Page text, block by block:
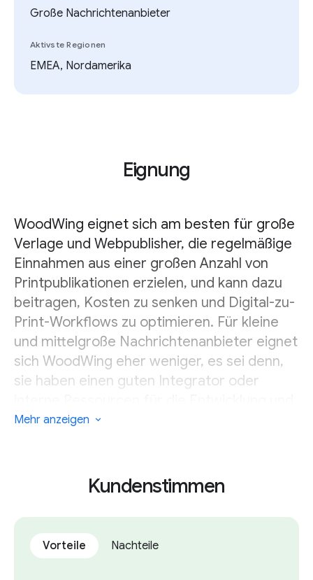
Eignung
WoodWing eignet sich am besten für große
Verlage und Webpublisher, die regelmäßige
Einnahmen aus einer großen Anzahl von
Printpublikationen erzielen, und kann dazu
beitragen, Kosten zu senken und Digital-zu-
Print-Workflows zu optimieren. Für kleine
und mittelgroße Nachrichtenanbieter eignet
sich WoodWing eher weniger, es sei denn,
sie haben einen guten Integrator oder
Verwaltung eines digitalen Frontends.
Mehr anzeigen
Große Nachrichtenanbieter
Aktivste Regionen
EMEA, Nordamerika
Kundenstimmen
Vorteile Nachteile